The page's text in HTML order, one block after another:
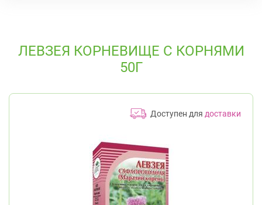
ЛЕВЗЕЯ КОРНЕВИЩЕ С КОРНЯМИ
50Г
Доступен для доставки